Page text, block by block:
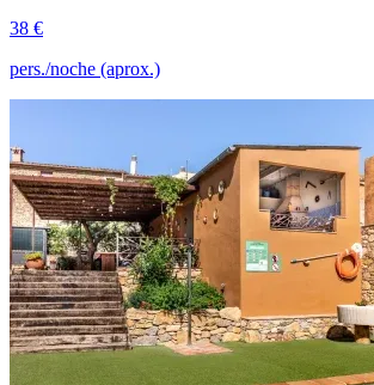
38 €
pers./noche (aprox.)